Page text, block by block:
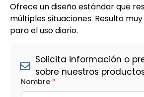
Ofrece un diseño estándar que
múltiples situaciones. Resulta
para el uso diario.
Solicita información o
sobre nuestros
C
o
Nombre *